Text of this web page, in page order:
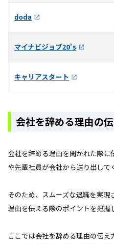
doda
マイナビジョブ20's
キャリアスタート
会社を辞める理由の
会社を辞める理由を聞かれた際
や先輩社員が会社から送り出して
そのため、スムーズな退職を実現
理由を伝える際のポイントを把握
ここでは会社を辞める理由の伝